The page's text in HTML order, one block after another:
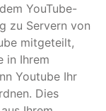
YouTube-
zu Servern von
mitgeteilt,
in Ihrem
Youtube Ihr
Dies